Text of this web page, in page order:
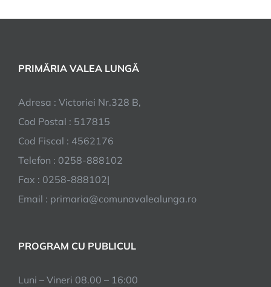
PRIMĂRIA VALEA LUNGĂ
Adresa : Victoriei Nr.328 B,
Cod Postal : 517815
Cod Fiscal : 4562176
Telefon : 0258-888102
Fax : 0258-888102|
Email : primaria@comunavalealunga.ro
PROGRAM CU PUBLICUL
Luni – Vineri 08.00 – 16:00